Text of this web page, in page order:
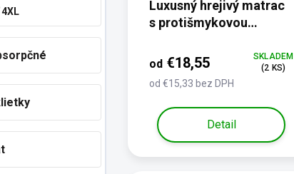
Luxusný hrejivý matrac
s protišmykovou
kožušina
od €15,33 bez DPH
od €18,55
SKLADEM
(2 KS)
Detail